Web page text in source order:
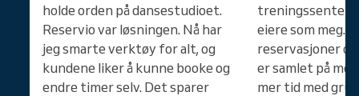
holde orden på dansestudioet.
Reservio var løsningen. Nå har
jeg smarte verktøy for alt, og
kundene liker å kunne booke og
endre timer selv. Det sparer
treningssenter
eiere som meg.
reservasjoner
er samlet på
mer tid med